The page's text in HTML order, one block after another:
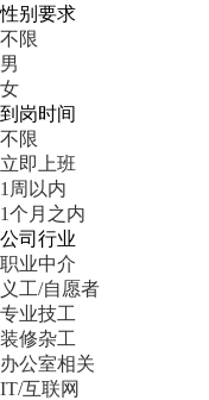
性别要求
不限
男
女
到岗时间
不限
立即上班
1周以内
1个月之内
公司行业
职业中介
义工/自愿者
专业技工
装修杂工
办公室相关
IT/互联网